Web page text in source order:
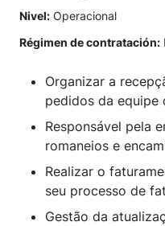
Nivel: Operacional
Régimen de contratación:
Organizar a
pedidos da equipe
Responsável pela
romaneios e
Realizar o
seu processo de
Gestão da